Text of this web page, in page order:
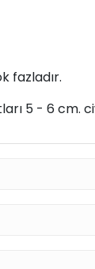
fazladır.
5 - 6 cm.